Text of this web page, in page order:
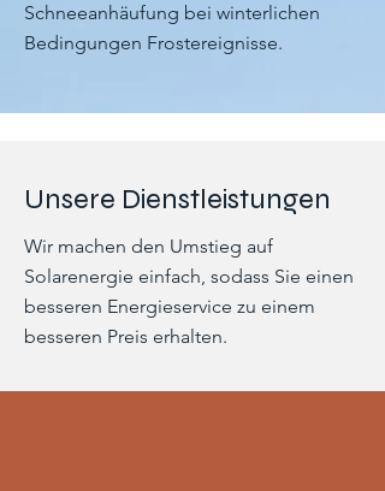
Schneeanhäufung bei winterlichen
Bedingungen Frostereignisse.
Unsere Dienstleistungen
Wir machen den Umstieg auf
Solarenergie einfach, sodass Sie einen
besseren Energieservice zu einem
besseren Preis erhalten.